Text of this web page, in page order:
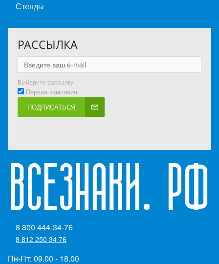
Стенды
РАССЫЛКА
Выберите рассылку
Первая кампания
ПОДПИСАТЬСЯ
8 800 444-34-76
8 812 250 34 76
Пн-Пт: 09.00 - 18.00